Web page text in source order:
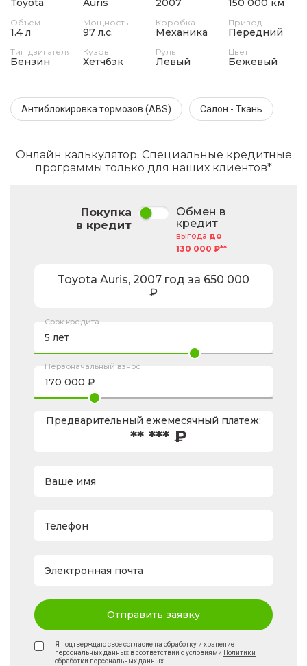
Toyota Auris 2007 150 000 км
Объем
1.4 л
Мощность
97 л.с.
Коробка
Механика
Привод
Передний
Тип двигателя
Бензин
Кузов
Хетчбэк
Руль
Левый
Цвет
Бежевый
Антиблокировка тормозов (ABS) Салон - Ткань
Онлайн калькулятор. Специальные кредитные
программы только для наших клиентов*
Покупка
в кредит
Обмен в
кредит
выгода до
130 000 ₽**
Toyota Auris, 2007 год за 650 000
₽
Срок кредита
Первоначальный взнос
Предварительный ежемесячный платеж:
** *** ₽
Ваше имя
Телефон
Электронная почта
Отправить заявку
Я подтверждаю свое согласие на обработку и хранение
персональных данных в соответствии с условиями Политики
обработки персональных данных